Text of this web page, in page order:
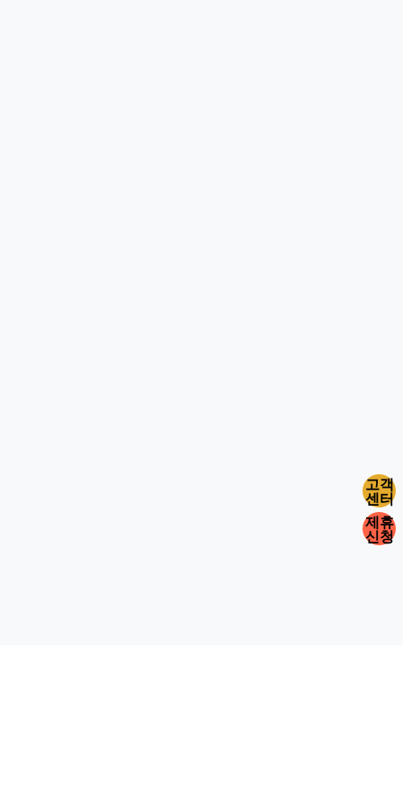
고객
센터
제휴
신청